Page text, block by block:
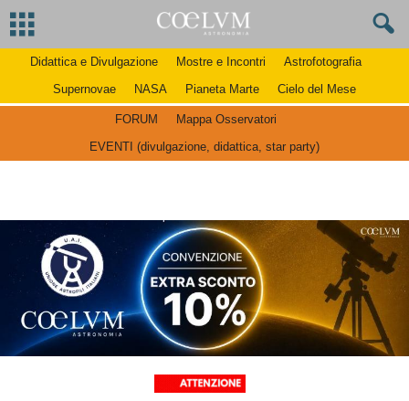
Didattica e Divulgazione Mostre e Incontri
Astrofotografia
Supernovae
NASA Pianeta Marte Cielo del Mese
FORUM
Mappa Osservatori
EVENTI (divulgazione, didattica, star party)